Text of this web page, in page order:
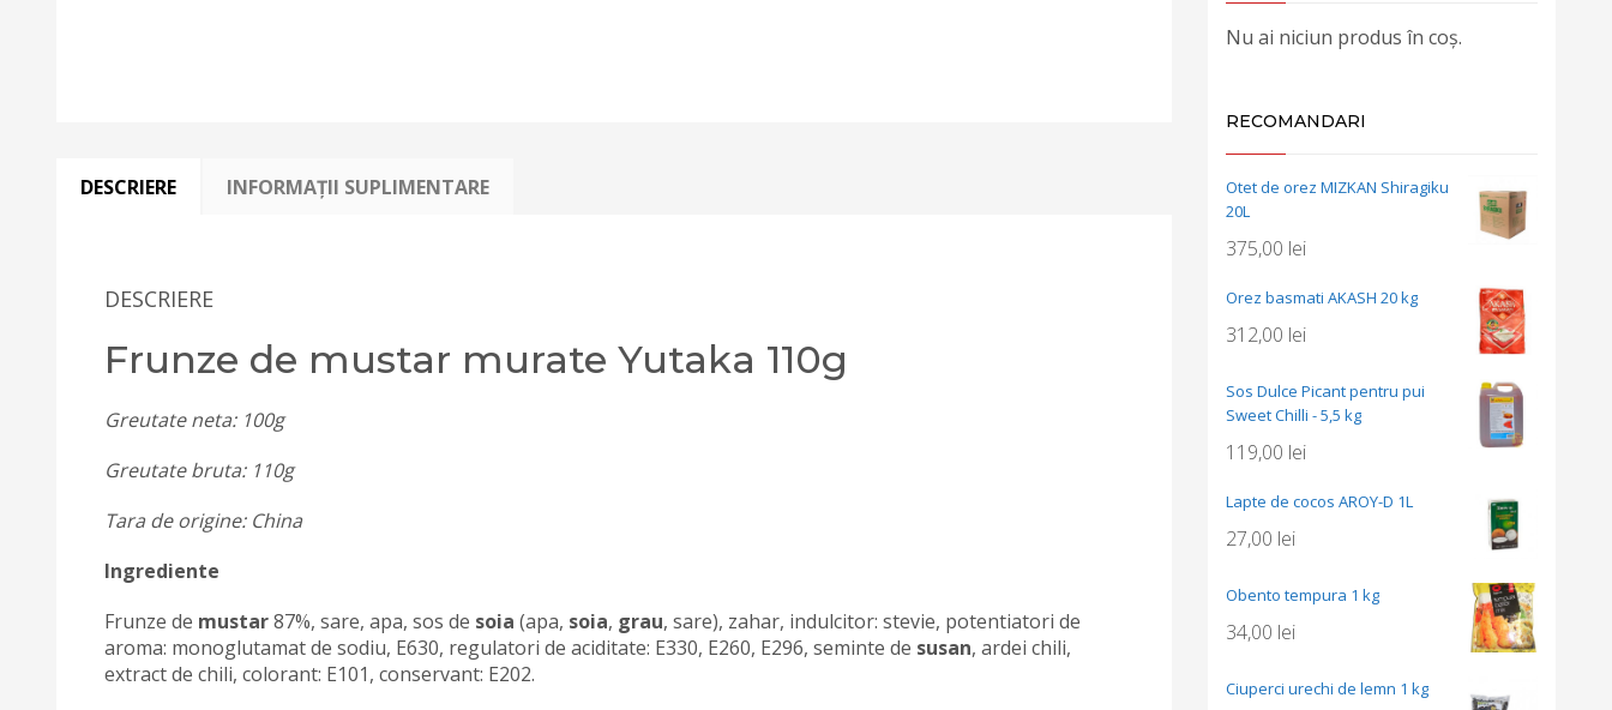
DESCRIERE INFORMAȚII SUPLIMENTARE
DESCRIERE
Frunze de mustar murate Yutaka 110g
Greutate neta: 100g
Greutate bruta: 110g
Tara de origine: China
Ingrediente
Frunze de mustar87%, sare, apa, sos de soia (apa, soia, grau, sare), zahar, indulcitor: stevie, potentiatori de
aroma: monoglutamat de sodiu, E630, regulatori de aciditate: E330, E260, E296, seminte de susan, ardei chili,
extract de chili, colorant: E101, conservant: E202.
Nu ai niciun produs în coș.
RECOMANDARI
Otet de orez MIZKAN Shiragiku
20L
375,00 lei
Orez basmati AKASH 20 kg
312,00 lei
Sos Dulce Picant pentru pui
Sweet Chilli - 5,5 kg
119,00 lei
Lapte de cocos AROY-D 1L
27,00 lei
Obento tempura 1 kg
34,00 lei
Ciuperci urechi de lemn 1 kg